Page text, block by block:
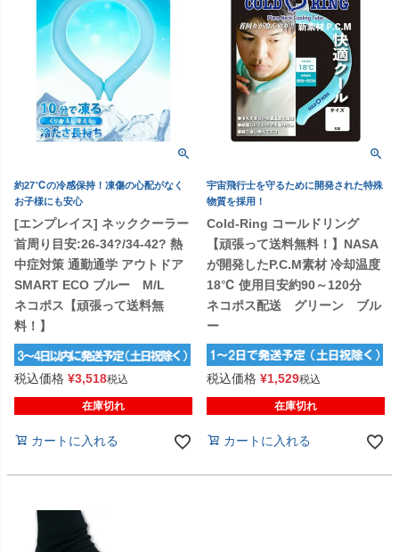
約27℃の冷感保持！凍傷の心配がなく
お子様にも安心
[エンプレイス] ネッククーラー
首周り目安:26-34?/34-42? 熱
中症対策 通勤通学 アウトドア
SMART ECO ブルー M/L
ネコポス【頑張って送料無
料！】
税込価格 ¥3,518税込
在庫切れ
カートに入れる
宇宙飛行士を守るために開発された特殊
物質を採用！
Cold-Ring コールドリング
【頑張って送料無料！】NASA
が開発したP.C.M素材 冷却温度
18℃ 使用目安約90～120分
ネコポス配送 グリーン ブル
ー
税込価格 ¥1,529税込
在庫切れ
カートに入れる